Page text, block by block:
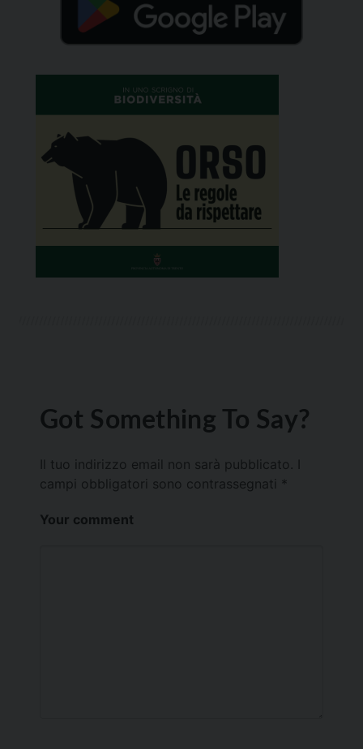
Got Something To Say?
Il tuo indirizzo email non sarà pubblicato.
campi obbligatori sono contrassegnati *
Your comment